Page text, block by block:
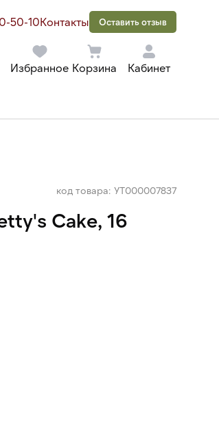
50-10Контакты Оставить отзыв
Избранное Корзина Кабинет
код товара: УТ000007837
Cake, 16